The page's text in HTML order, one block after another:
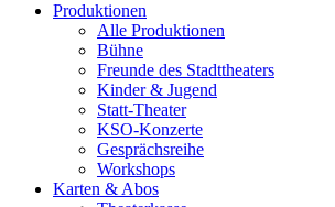
Produktionen
Alle Produktionen
Bühne
Freunde des Stadttheaters
Kinder & Jugend
Statt-Theater
KSO-Konzerte
Gesprächsreihe
Workshops
Karten & Abos